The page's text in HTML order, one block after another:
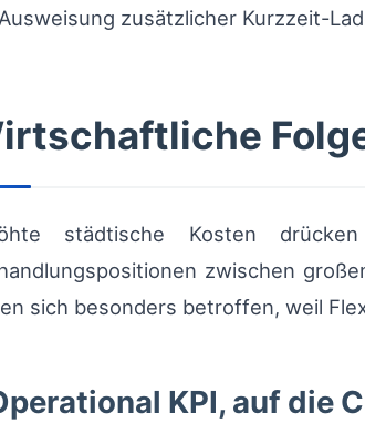
Ausweisung zusätzlicher Kurzzeit-
städtische Kosten
zwischen
sich besonders betroffen, weil
KPI, auf die